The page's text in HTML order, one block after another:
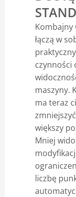
Kombajny
łączą w
czynności
maszyny.
ma teraz
większy
Mniej
liczbę